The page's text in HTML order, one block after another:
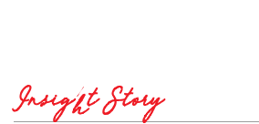
Insight Story